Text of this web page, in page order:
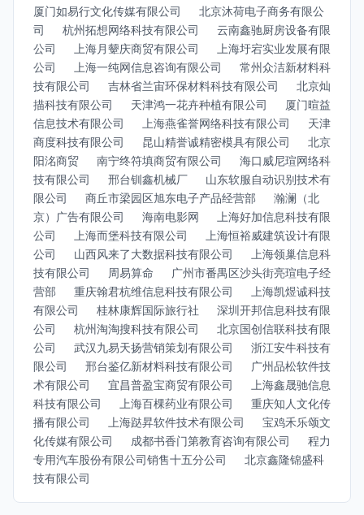
厦门如易行文化传媒有限公司
北京沐荷电子商务有限公
司
杭州拓想网络科技有限公司
云南鑫驰厨房设备有限
公司
上海月颦庆商贸有限公司
上海圩宕实业发展有限
公司
上海一纯网信息咨询有限公司
常州众洁新材料科
技有限公司
吉林省兰宙环保材料科技有限公司
北京灿
描科技有限公司
天津鸿一花卉种植有限公司
厦门暄益
信息技术有限公司
上海燕雀誉网络科技有限公司
天津
商度科技有限公司
昆山精誉诚精密模具有限公司
北京
阳洺商贸
南宁终符填商贸有限公司
海口威尼瑄网络科
技有限公司
邢台钏鑫机械厂
山东软服自动识别技术有
限公司
商丘市梁园区旭东电子产品经营部
瀚澜（北
京）广告有限公司
海南电影网
上海好加信息科技有限
公司
上海而堡科技有限公司
上海恒裕威建筑设计有限
公司
山西风来了大数据科技有限公司
上海领巢信息科
技有限公司
周易算命
广州市番禺区沙头街亮瑄电子经
营部
重庆翰君杭维信息科技有限公司
上海凯煜诚科技
有限公司
桂林康辉国际旅行社
深圳开邦信息科技有限
公司
杭州淘淘搜科技有限公司
北京国创信联科技有限
公司
武汉九易天扬营销策划有限公司
浙江安牛科技有
限公司
邢台鉴亿新材料科技有限公司
广州品松软件技
术有限公司
宜昌普盈宝商贸有限公司
上海鑫晟驰信息
科技有限公司
上海百棵药业有限公司
重庆知人文化传
播有限公司
上海跶昇软件技术有限公司
宝鸡禾乐颂文
化传媒有限公司
成都书香门第教育咨询有限公司
程力
专用汽车股份有限公司销售十五分公司
北京鑫隆锦盛科
技有限公司